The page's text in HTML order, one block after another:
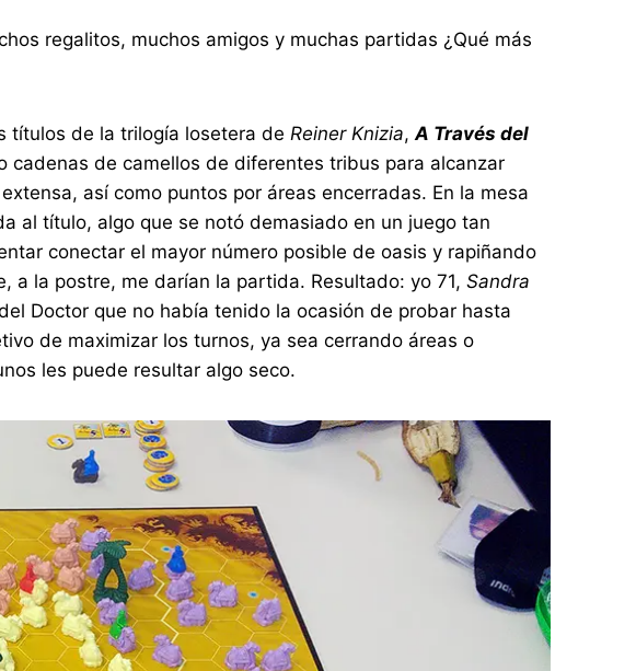
regalitos, muchos amigos y muchas partidas ¿Qué más
títulos de la trilogía losetera deReiner Knizia,A Través del
de camellos de diferentes tribus para alcanzar
así como puntos por áreas encerradas. En la mesa
al título, algo que se notó demasiado en un juego tan
conectar el mayor número posible de oasis y rapiñando
a la postre, me darían la partida. Resultado: yo 71,Sandra
Doctor que no había tenido la ocasión de probar hasta
de maximizar los turnos, ya sea cerrando áreas o
les puede resultar algo seco.